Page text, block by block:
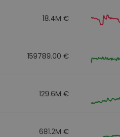
18.4M €
159789.00 €
129.6M €
681.2M €